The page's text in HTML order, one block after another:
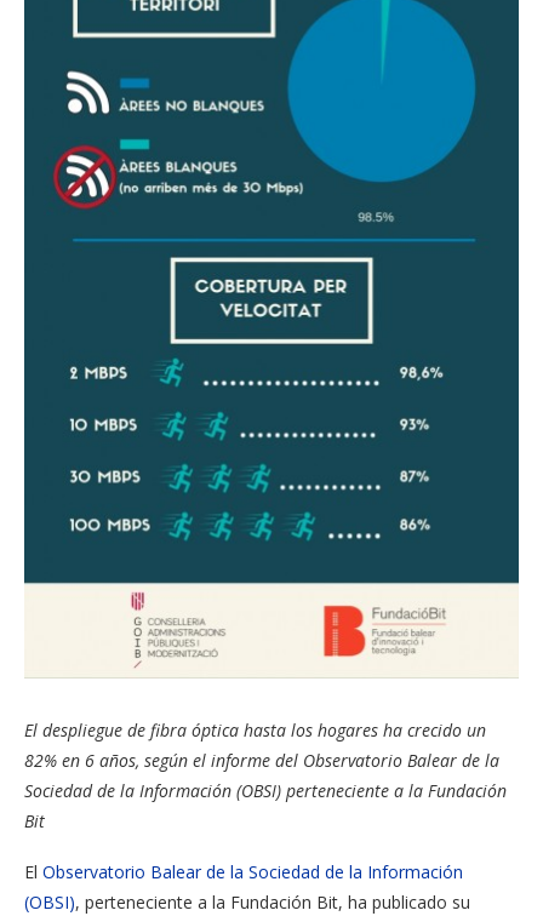
El despliegue de fibra óptica hasta los hogares ha crecido un
82% en 6 años, según el informe del Observatorio Balear de la
Sociedad de la Información (OBSI) perteneciente a la Fundación
Bit
El Observatorio Balear de la Sociedad de la Información
(OBSI), perteneciente a la Fundación Bit, ha publicado su